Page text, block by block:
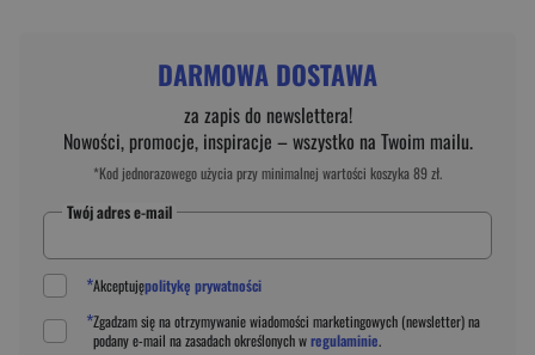
DARMOWA DOSTAWA
za zapis do newslettera!
Nowości, promocje, inspiracje – wszystko na Twoim mailu.
*Kod jednorazowego użycia przy minimalnej wartości koszyka 89 zł.
Twój adres e-mail
*Akceptujępolitykę prywatności
*Zgadzam się na otrzymywanie wiadomości marketingowych (newsletter) na
podanye-mail na zasadach określonych wregulaminie.